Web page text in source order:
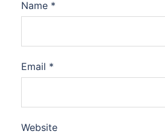
Name *
Email *
Website